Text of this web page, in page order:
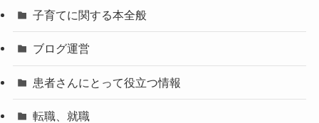
子育てに関する本全般
ブログ運営
患者さんにとって役立つ情報
転職、就職